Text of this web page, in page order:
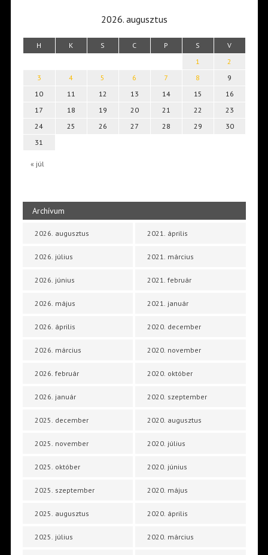
2026. augusztus
H K S C P S V
« júl
1
2
3
4 5 6 7 8
9
10
11 12 13 14 15
16
17
18 19 20 21 22
23
24
25 26 27 28 29
30
31
Archívum
2026. augusztus
2026. július
2026. június
2026. május
2026. április
2026. március
2026. február
2026. január
2025. december
2025. november
2025. október
2025. szeptember
2025. augusztus
2025. július
2021. április
2021. március
2021. február
2021. január
2020. december
2020. november
2020. október
2020. szeptember
2020. augusztus
2020. július
2020. június
2020. május
2020. április
2020. március